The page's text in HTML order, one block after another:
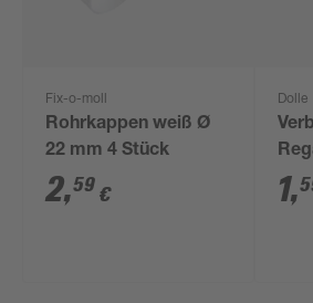
Fix-o-moll
Rohrkappen weiß Ø
22 mm 4 Stück
2,59 €
Dolle
3/4"
1,